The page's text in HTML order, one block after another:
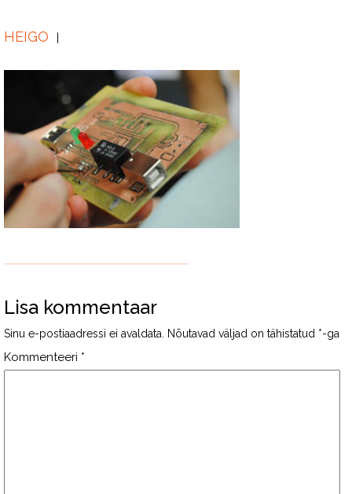
HEIGO
Lisa kommentaar
Sinu e-postiaadressi ei avaldata. Nõutavad väljad on tähistatud *-ga
Kommenteeri *